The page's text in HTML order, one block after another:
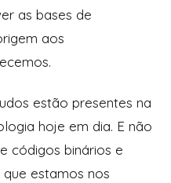
as bases de
aos
estão presentes na
hoje em dia. E não
códigos binários e
estamos nos